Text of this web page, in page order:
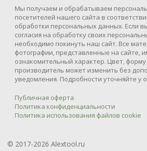
Мы получаем и обрабатываем
посетителей нашего сайта в
обработки персональных данных. Если
согласия на обработку своих
необходимо покинуть наш сайт. Все
фотографии, представленные на сайте,
ознакомительный характер. Цвет,
производитель может изменить без
уведомления. Подробности уточняйте у
Публичная оферта
Политика конфиденциальности
Политика использования файлов cookie
© 2017-2026 Alextool.ru